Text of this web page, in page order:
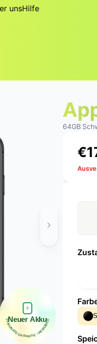
unsHilfe
24-MONATE-GARANTIE • REMOBILE
Neuer Akku
64GB
€1